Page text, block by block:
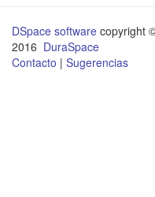
DSpace software copyright
2016 DuraSpace
Contacto | Sugerencias